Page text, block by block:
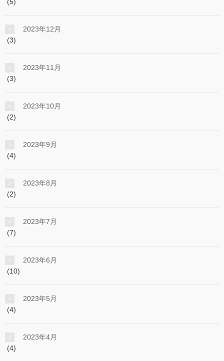
(5)
2023年12月
(3)
2023年11月
(3)
2023年10月
(2)
2023年9月
(4)
2023年8月
(2)
2023年7月
(7)
2023年6月
(10)
2023年5月
(4)
2023年4月
(4)